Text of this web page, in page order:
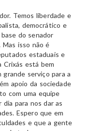
Temos liberdade e
democrático e
do senador
Mas isso não é
estaduais e
Crixás está bem
serviço para a
apoio da sociedade
com uma equipe
para nos dar as
Espero que em
e que a gente